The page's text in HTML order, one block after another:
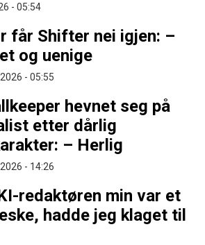
- 05:54
får Shifter nei igjen: –
og uenige
- 05:55
hevnet seg på
etter dårlig
– Herlig
- 14:26
redaktøren min var et
hadde jeg klaget til